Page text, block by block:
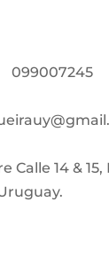
099007245
Calle 14 &